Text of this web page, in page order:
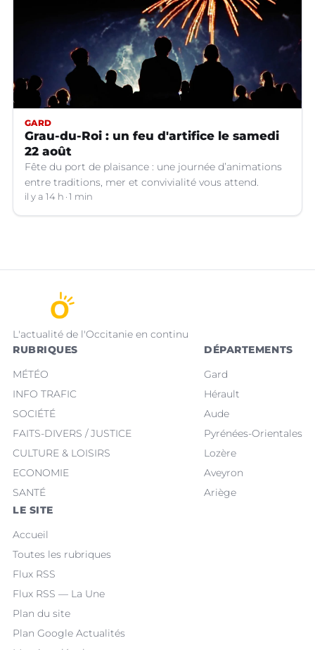
GARD
Grau-du-Roi : un feu d'artifice le samedi
22 août
Fête du port de plaisance : une journée d’animations
entre traditions, mer et convivialité vous attend.
il y a 14 h 1 min
L'actualité de l'Occitanie en continu
RUBRIQUES
MÉTÉO
INFO TRAFIC
SOCIÉTÉ
FAITS-DIVERS / JUSTICE
CULTURE & LOISIRS
ECONOMIE
SANTÉ
DÉPARTEMENTS
Gard
Hérault
Aude
Pyrénées-Orientales
Lozère
Aveyron
Ariège
LE SITE
Accueil
Toutes les rubriques
Flux RSS
Flux RSS — La Une
Plan du site
Plan Google Actualités